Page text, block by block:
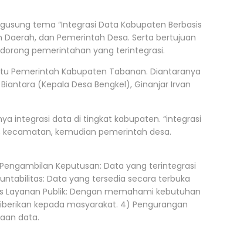
tema “Integrasi Data Kabupaten Berbasis
dan Pemerintah Desa. Serta bertujuan
pemerintahan yang terintegrasi.
Pemerintah Kabupaten Tabanan. Diantaranya
(Kepala Desa Bengkel), Ginanjar Irvan
integrasi data di tingkat kabupaten. “integrasi
kemudian pemerintah desa.
Keputusan: Data yang terintegrasi
Data yang tersedia secara terbuka
Publik: Dengan memahami kebutuhan
kepada masyarakat. 4) Pengurangan
data.